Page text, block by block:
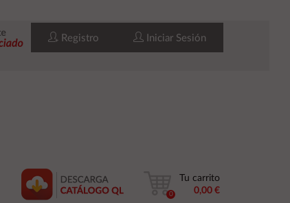
Registro Iniciar Sesión
Tu carrito
0,00 €
0